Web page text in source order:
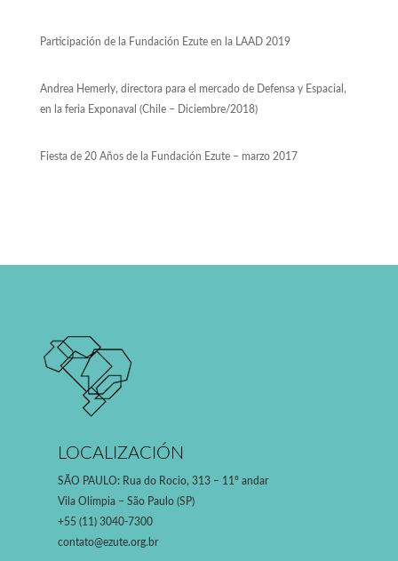
Participación de la Fundación Ezuteen la LAAD2019
Andrea Hemerly, directora para el mercado de Defensa y Espacial,
en la feria Exponaval (Chile – Diciembre/2018)
Fiesta de 20 Años de la Fundación Ezute– marzo 2017
LOCALIZACIÓN
SÃO PAULO: Rua do Rocio, 313 – 11º andar
Vila Olímpia – São Paulo (SP)
+55 (11) 3040-7300
contato@ezute.org.br